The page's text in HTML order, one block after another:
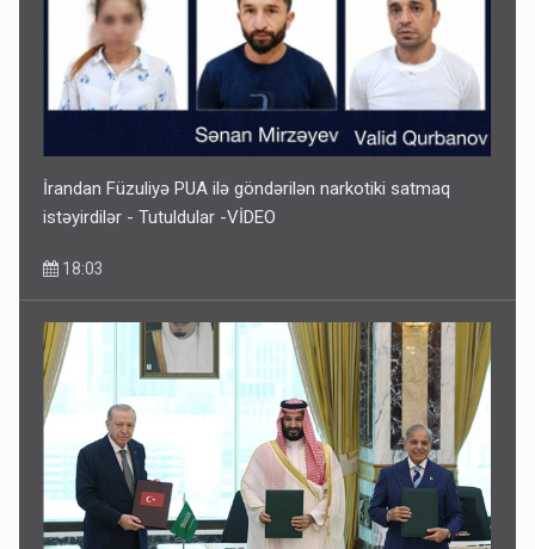
Paşinyan Əliyevə zəng etməsindən danışdı
İlham Əliyev müharibədə də, sülhdə də qalib gəldi -
Hikmət Hacıyev
15:02
İrandan Füzuliyə PUA ilə göndərilən narkotiki satmaq
istəyirdilər - Tutuldular -VİDEO
18:03